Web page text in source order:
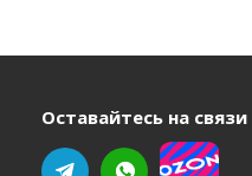
Оставайтесь на связи